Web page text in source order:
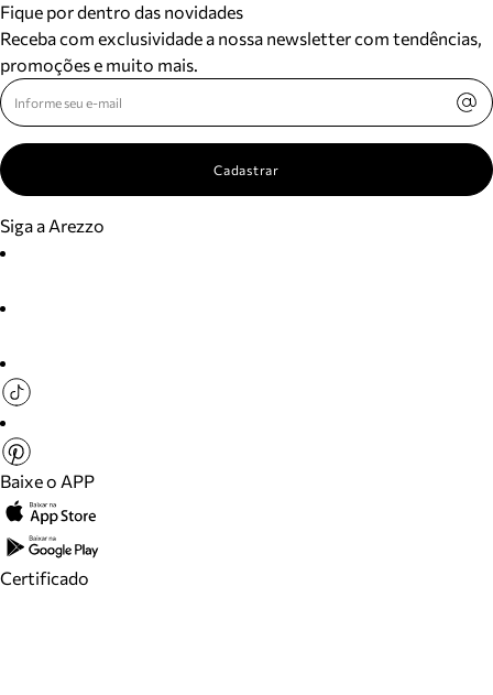
Fique por dentro das novidades
Receba com exclusividade a nossa newsletter com tendências,
promoções e muito mais.
Cadastrar
Siga a Arezzo
Baixe o APP
Certificado